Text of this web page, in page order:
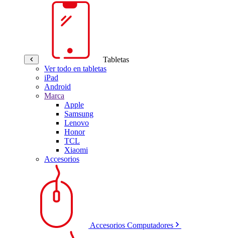
Tabletas
Ver todo en tabletas
iPad
Android
Marca
Apple
Samsung
Lenovo
Honor
TCL
Xiaomi
Accesorios
Accesorios Computadores